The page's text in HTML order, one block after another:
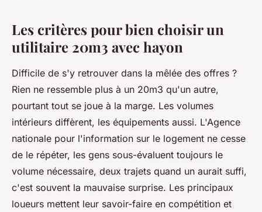
Les critères pour bien choisir un
utilitaire 20m3 avec hayon
Difficile de s'y retrouver dans la mêlée des offres ?
Rien ne ressemble plus à un 20m3 qu'un autre,
pourtant tout se joue à la marge. Les volumes
intérieurs diffèrent, les équipements aussi. L'Agence
nationale pour l'information sur le logement ne cesse
de le répéter, les gens sous-évaluent toujours le
volume nécessaire, deux trajets quand un aurait suffi,
c'est souvent la mauvaise surprise. Les principaux
loueurs mettent leur savoir-faire en compétition et